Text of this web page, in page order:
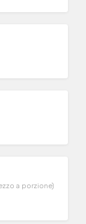
a porzione)